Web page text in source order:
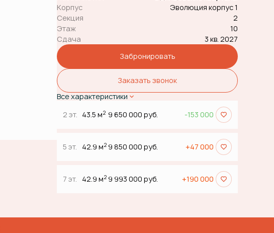
Корпус
Эволюция корпус 1
Секция
2
Этаж
10
Сдача
3 кв. 2027
Забронировать
Заказать звонок
Все характеристики
2 эт. 43.5 м2 9 650 000 руб. -153 000
5 эт. 42.9 м2 9 850 000 руб. +47 000
7 эт. 42.9 м2 9 993 000 руб. +190 000